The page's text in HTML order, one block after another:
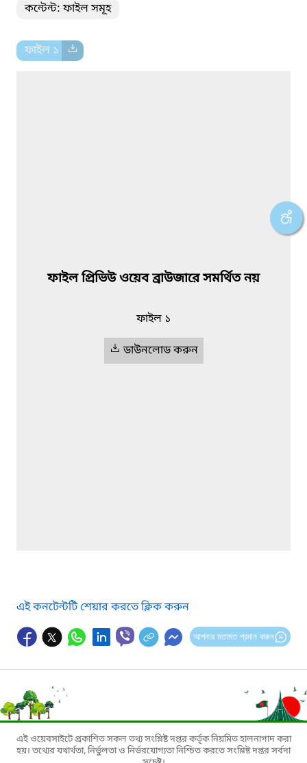
কন্টেন্ট: ফাইল সমূহ
ফাইল ১
ফাইল প্রিভিউ ওয়েব ব্রাউজারে সমর্থিত নয়
ফাইল ১
ডাউনলোড করুন
এই কনটেন্টটি শেয়ার করতে ক্লিক করুন
আপনার মতামত প্রদান করুন
এই ওয়েবসাইটে প্রকাশিত সকল তথ্য সংশ্লিষ্ট দপ্তর কর্তৃক নিয়মিত হালনাগাদ করা
হয়। তথ্যের যথার্থতা, নির্ভুলতা ও নির্ভরযোগ্যতা নিশ্চিত করতে সংশ্লিষ্ট দপ্তর সর্বদা